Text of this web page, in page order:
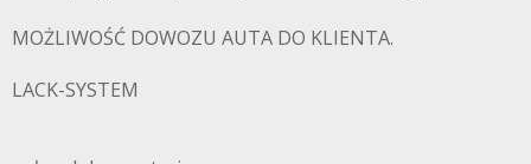
MOŻLIWOŚĆ DOWOZU AUTA DO KLIENTA.
LACK-SYSTEM